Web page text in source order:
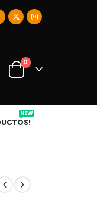
0
NEW